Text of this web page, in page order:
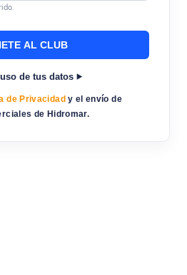
de tus datos
de Privacidad y el envío de
de Hidromar.